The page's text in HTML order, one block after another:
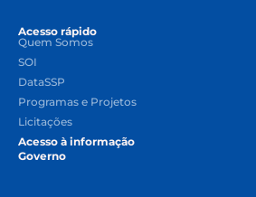
Acesso rápido
Quem Somos
SOI
DataSSP
Programas e Projetos
Licitações
Acesso à informação
Governo